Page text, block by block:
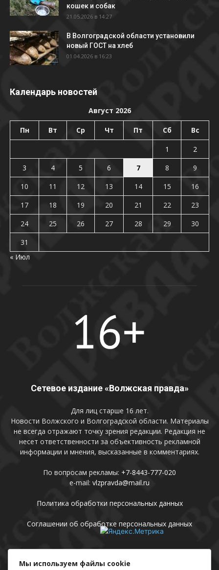
кошек и собак
21.05.2026 в 14:27
В Волгоградской области установили
новый ГОСТ на хлеб
01.04.2026 в 16:23
Календарь новостей
Август 2026
Пн Вт Ср Чт Пт Сб Вс
1
2
3
4 5 6 7 8
9
10
11 12 13 14 15
16
17
18 19 20 21 22
23
24
25 26 27 28 29
30
31
« Июл
Сетевое издание «Волжская правда»
Для лиц старше 16 лет.
Новости Волжского и Волгоградской области. Материалы
не всегда отражают точку зрения редакции. Редакция не
несет ответственности за объективность рекламной
информации и мнения, высказанные в комментариях.
По вопросам рекламы: +7-8443-777-020
e-mail: vlzpravda@mail.ru
Политика обработки персональных данных
Соглашении об обработке персональных данных
Присоединяйтесь
Мы используем файлы cookie